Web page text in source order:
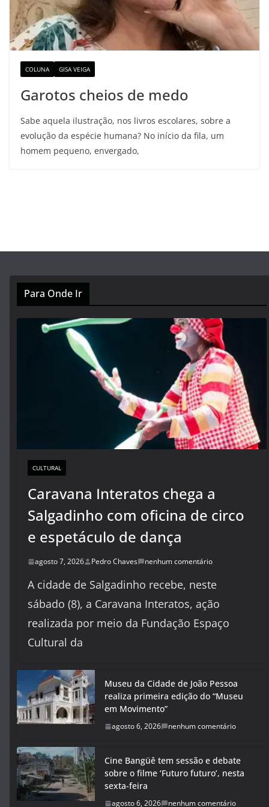
COLUNA GISA VEIGA
Garotos cheios de medo
Sabe aquela ilustração, nos livros escolares, sobre a
evolução da espécie humana? No início da fila, um
homem pequeno, envergado,
Para Onde Ir
CULTURAL
Caravana Interatos chega a
Salgadinho com oficina de circo
e espetáculo de dança
agosto 7, 2026 Pedro Chaves nenhum comentário
A cidade de Salgadinho recebe, neste
sábado (8), a Caravana Interatos, ação
realizada por meio da Fundação Espaço
Cultural da
Museu da Cidade de João Pessoa
realiza primeira edição do “Museu
em Movimento”
agosto 6, 2026 nenhum comentário
Cine Bangüê tem sessão e debate
sobre o filme ‘Futuro futuro’, nesta
sexta-feira
agosto 6, 2026 nenhum comentário